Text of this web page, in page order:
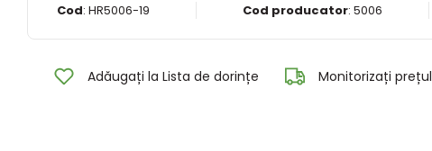
Cod: HR5006-19 Cod producator: 5006
Adăugați la Lista de dorințe Monitorizați prețul